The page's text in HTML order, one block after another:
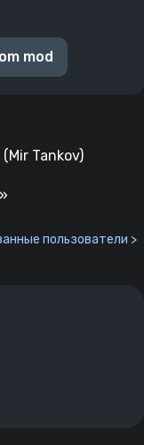
mod
Tankov)
пользователи >